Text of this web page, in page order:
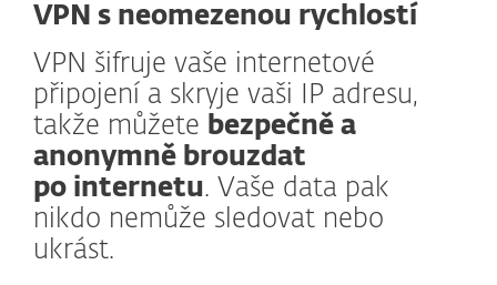
VPN s neomezenou rychlostí
VPN šifruje vaše internetové
připojení a skryje vaši IP adresu,
takže můžete bezpečně a
anonymně brouzdat
po internetu. Vaše data pak
nikdo nemůže sledovat nebo
ukrást.